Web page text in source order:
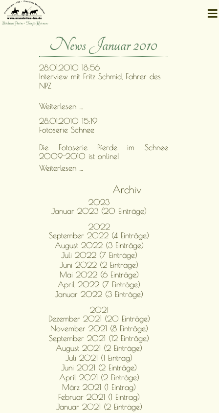
Barbara Heim • Tanja Kernen ≡
News Januar 2010
28.01.2010 18:56
Interview mit Fritz Schmid, Fahrer des
NPZ
Weiterlesen …
Fritz
Schmid,
des
NPZ
28.01.2010 15:19
Fotoserie Schnee
Die Fotoserie Pferde im Schnee
2009-2010 ist online!
Weiterlesen …
Archiv
2023
Januar 2023 (20 Einträge)
2022
September 2022 (4 Einträge)
August 2022 (3 Einträge)
Juli 2022 (7 Einträge)
Juni 2022 (2 Einträge)
Mai 2022 (6 Einträge)
April 2022 (7 Einträge)
Januar 2022 (3 Einträge)
2021
Dezember 2021 (20 Einträge)
November 2021 (8 Einträge)
September 2021 (12 Einträge)
August 2021 (2 Einträge)
Juli 2021 (1 Eintrag)
Juni 2021 (2 Einträge)
April 2021 (2 Einträge)
März 2021 (1 Eintrag)
Februar 2021 (1 Eintrag)
Januar 2021 (2 Einträge)